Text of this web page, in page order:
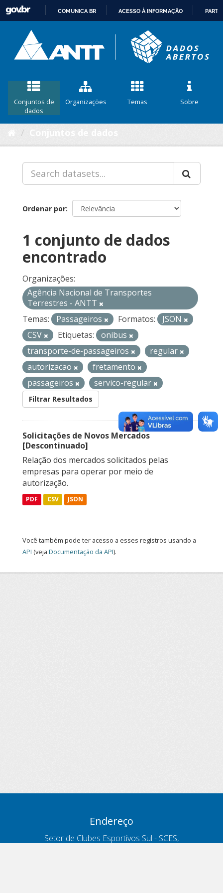
CONTEÚDO
COMUNICA BR ACESSO À INFORMAÇÃO
Conjuntos de
dados
Organizações Temas Sobre
Ordenar por
1 conjunto de dados
encontrado
Organizações:
Agência Nacional de Transportes
Terrestres - ANTT
Temas:
Passageiros Formatos:
JSON
CSV
Etiquetas:
onibus
transporte-de-passageiros
regular
autorizacao
fretamento
passageiros
servico-regular
Filtrar Resultados
Solicitações de Novos Mercados
[Descontinuado]
Relação dos mercados solicitados pelas
empresas para operar por meio de
autorização.
PDF CSV JSON
Você também pode ter acesso a esses registros usando a
API (veja Documentação da API).
Endereço
Setor de Clubes Esportivos Sul - SCES,